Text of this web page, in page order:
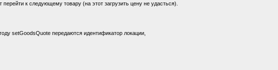
к следующему товару (на этот загрузить цену не удасться).
setGoodsQuote передаются идентификатор локации,